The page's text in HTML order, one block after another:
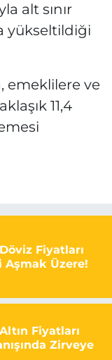
alt sınır
yükseltildiği
emeklilere ve
11,4
Fiyatları
Aşmak Üzere!
Fiyatları
Zirveye